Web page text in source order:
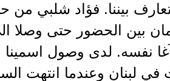
التعارف بيننا. فؤاد
بين الحضور حتى وصلا
نفسه. لدى وصول اسمينا
لبنان وعندما انتهت